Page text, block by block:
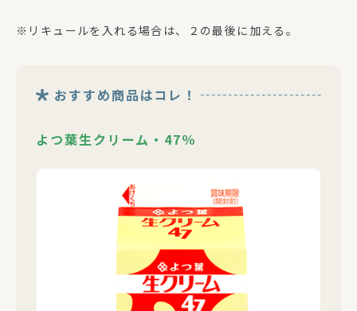
※リキュールを入れる場合は、２の最後に加える。
おすすめ商品はコレ！
よつ葉生クリーム・47％